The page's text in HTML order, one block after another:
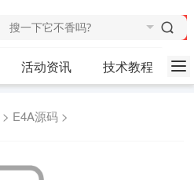
活动资讯 技术教程
> E4A源码 >